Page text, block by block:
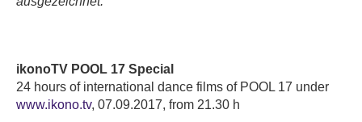
ikonoTV POOL 17 Special
24 hours of international dance films of POOL 17 under
www.ikono.tv, 07.09.2017, from 21.30 h